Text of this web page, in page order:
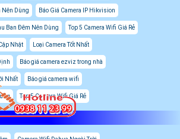
Nên Dùng Báo Giá Camera IP Hikvision
Ban Đêm Nên Dùng Top 5 Camera Wifi Giá Rẻ
Nhật Loại Camera Tốt Nhất
Báo giá camera ezviz trong nhà
Nhất Báo giá camera wifi
Top 5 Camera Wifi Giá Rẻ